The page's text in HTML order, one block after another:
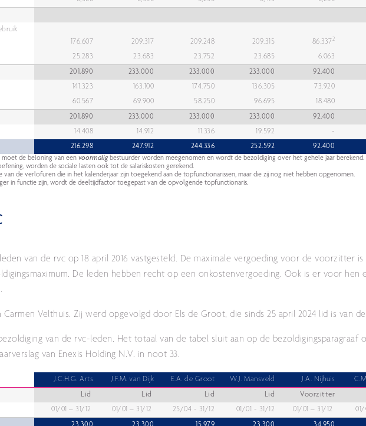
176.607 209.317 209.248 209.315 86.337 2
25.283 23.683 23.752 23.685 6.063
201.890 233.000 233.000 233.000 92.400
141.323 163.100 174.750 136.305 73.920
60.567 69.900 58.250 96.695 18.480
201.890 233.000 233.000 233.000 92.400
14.408 14.912 11.336 19.592 -
216.298 247.912 244.336 252.592 92.400
moet de beloning van een voormaligbestuurder worden meegenomen en wordt de bezoldiging over het gehele jaar berekend.
worden de sociale lasten ook tot de salariskosten gerekend.
de verlofuren die in het kalenderjaar zijn toegekend aan de topfunctionarissen, maar die zij nog niet hebben opgenomen.
in functie zijn, wordt de deeltijdfactor toegepast van de opvolgende topfunctionaris.
van de rvc op 18 april 2016 vastgesteld. De maximale vergoeding voor de voorzitter is
De leden hebben recht op een onkostenvergoeding. Ook is er voor hen
Carmen Velthuis. Zij werd opgevolgd door Els de Groot, die sinds 25 april 2024 lid is van
van de rvc-leden. Het totaal van de tabel sluit aan op de bezoldigingsparagraaf
van Enexis Holding N.V. in noot 33.
J.C.H.G. Arts J.F.M. van Dijk E.A. de Groot W.J. Mansveld J.A. Nijhuis
Lid Lid Lid Lid Voorzitter
01/01 – 31/12 01/01 – 31/12 25/04 - 31/12 01/01 - 31/12 01/01 – 31/12